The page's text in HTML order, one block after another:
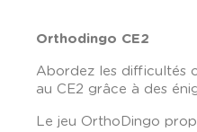
Orthodingo CE2
Abordez les difficultés
au CE2 grâce à des
Le jeu OrthoDingo